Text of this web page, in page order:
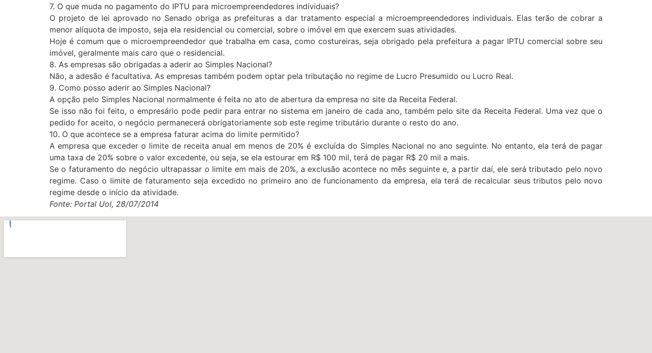
7. O que muda no pagamento do IPTU para microempreendedores individuais?
O projeto de lei aprovado no Senado obriga as prefeituras a dar tratamento especial a microempreendedores individuais. Elas terão de cobrar a
menor alíquota de imposto, seja ela residencial ou comercial, sobre o imóvel em que exercem suas atividades.
Hoje é comum que o microempreendedor que trabalha em casa, como costureiras, seja obrigado pela prefeitura a pagar IPTU comercial sobre seu
imóvel, geralmente mais caro que o residencial.
8. As empresas são obrigadas a aderir ao Simples Nacional?
Não, a adesão é facultativa. As empresas também podem optar pela tributação no regime de Lucro Presumido ou Lucro Real.
9. Como posso aderir ao Simples Nacional?
A opção pelo Simples Nacional normalmente é feita no ato de abertura da empresa no site da Receita Federal.
Se isso não foi feito, o empresário pode pedir para entrar no sistema em janeiro de cada ano, também pelo site da Receita Federal. Uma vez que o
pedido for aceito, o negócio permanecerá obrigatoriamente sob este regime tributário durante o resto do ano.
10. O que acontece se a empresa faturar acima do limite permitido?
A empresa que exceder o limite de receita anual em menos de 20% é excluída do Simples Nacional no ano seguinte. No entanto, ela terá de pagar
uma taxa de 20% sobre o valor excedente, ou seja, se ela estourar em R$ 100 mil, terá de pagar R$ 20 mil a mais.
Se o faturamento do negócio ultrapassar o limite em mais de 20%, a exclusão acontece no mês seguinte e, a partir daí, ele será tributado pelo novo
regime. Caso o limite de faturamento seja excedido no primeiro ano de funcionamento da empresa, ela terá de recalcular seus tributos pelo novo
regime desde o início da atividade.
Fonte: Portal Uol, 28/07/2014